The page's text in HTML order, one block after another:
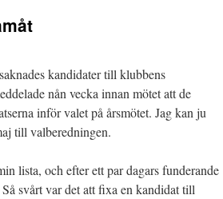
kandidater till klubbens
nån vecka innan mötet att de
inför valet på årsmötet. Jag kan ju
till valberedningen.
lista, och efter ett par dagars funderande
svårt var det att fixa en kandidat till